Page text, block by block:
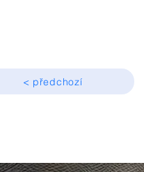
< předchozí